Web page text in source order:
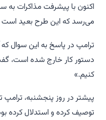
اکنون با پیشرفت مذاکرات به
می‌رسد که این طرح بعید است
ترامپ در پاسخ به این سوال که
دستور کار خارج شده است،
کنیم.»
پیشتر در روز پنجشنبه،
توصیف کرده و استدلال کرده